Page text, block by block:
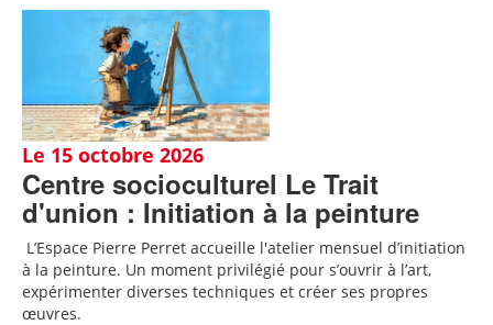
Le 15 octobre 2026
Centre socioculturel Le Trait
d'union : Initiation à la peinture
L’Espace Pierre Perret accueille l'atelier mensuel d’initiation
à la peinture. Un moment privilégié pour s’ouvrir à l’art,
expérimenter diverses techniques et créer ses propres
œuvres.